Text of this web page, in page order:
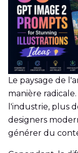
Le paysage de
manière
l'industrie, plus
designers
générer du